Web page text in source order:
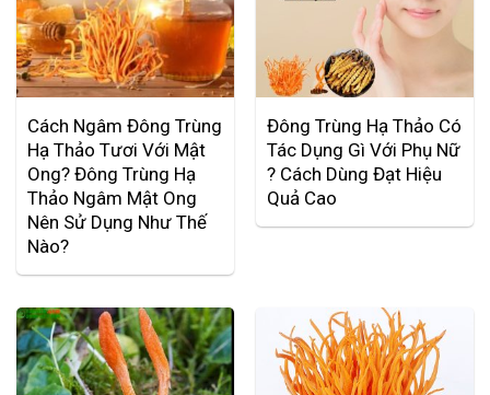
Cách Ngâm Đông Trùng
Hạ Thảo Tươi Với Mật
Ong? Đông Trùng Hạ
Thảo Ngâm Mật Ong
Nên Sử Dụng Như Thế
Nào?
Đông Trùng Hạ Thảo Có
Tác Dụng Gì Với Phụ Nữ
? Cách Dùng Đạt Hiệu
Quả Cao